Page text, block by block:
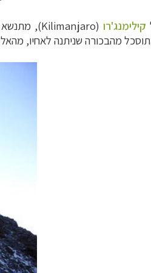
קילימנג'רו (
Kilimanjaro), מתנשא לגובה של 5,896
מהבכורה שניתנה לאחיו,